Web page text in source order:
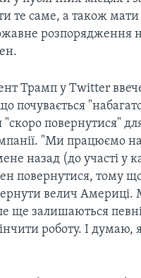
те саме, а також мати
розпорядження
Трамп у Twitter
почувається
"скоро повернутися"
"Ми працюємо
назад (до участі у
повернутися, тому
велич Америці.
ще залишаються
роботу. І думаю,